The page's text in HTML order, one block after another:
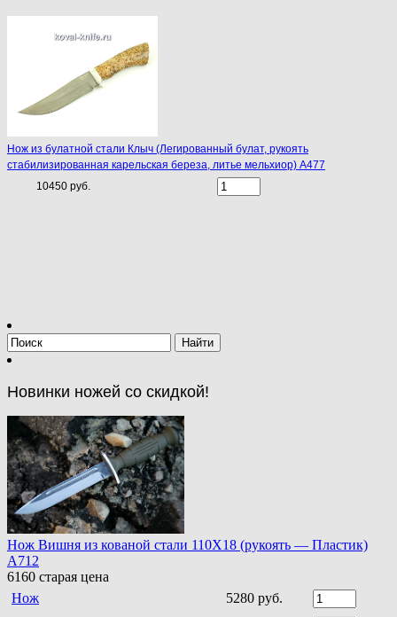
Нож из булатной стали Клыч (Легированный булат, рукоять
стабилизированная карельская береза, литье мельхиор) A477
10450 руб.
Новинки ножей со скидкой!
Нож Вишня из кованой стали 110Х18 (рукоять — Пластик)
A712
6160 старая цена
Нож
5280 руб.